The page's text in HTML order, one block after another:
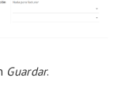
Guardar.